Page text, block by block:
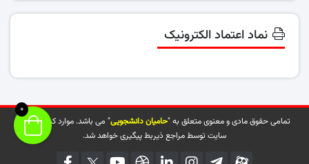
نماد اعتماد الکترونیک
تمامی حقوق مادی و معنوی متعلق به "حامیان دانشجویی" می باشد. موارد کپی شده از
سایت توسط مراجع ذیربط پیگیری خواهد شد.
0